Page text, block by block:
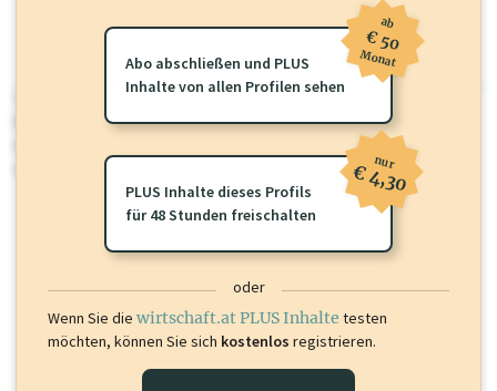
wirtschaft.at PLUS
Für dieses Profil gibt es zusätzlichewirtschaft.at PLUS Inhalte
Sie momentan nicht einsehen können. Schalten Sie dieses Profil frei
oder loggen Sie sich ein um diese Inhalte zu sehen.
Abo abschließen und PLUS
Inhalte von allen Profilen sehen
ab
€ 50
Monat
PLUS Inhalte dieses Profils
für 48 Stunden freischalten
nur
€ 4,30
oder
Wenn Sie die wirtschaft.at PLUS Inhalte testen
möchten, können Sie sich kostenlos registrieren.